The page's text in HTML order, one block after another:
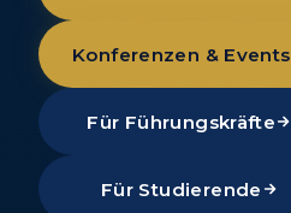
Konferenzen & Events
Für Führungskräfte
Für Studierende